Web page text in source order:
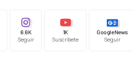
6.6K
Seguir
1K
Suscríbete
Google News
Seguir